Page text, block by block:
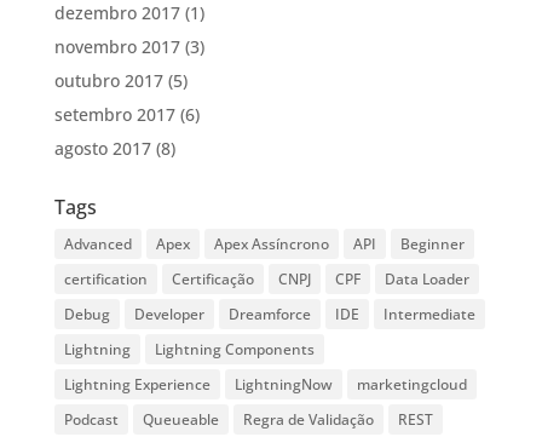
dezembro 2017(1)
novembro 2017(3)
outubro 2017(5)
setembro 2017(6)
agosto 2017(8)
Tags
Advanced Apex Apex Assíncrono API
Beginner
certification
Certificação CNPJ CPF
Data Loader
Debug
Developer Dreamforce IDE
Intermediate
Lightning
Lightning Components
Lightning Experience
LightningNow
marketingcloud
Podcast
Queueable Regra de Validação
REST